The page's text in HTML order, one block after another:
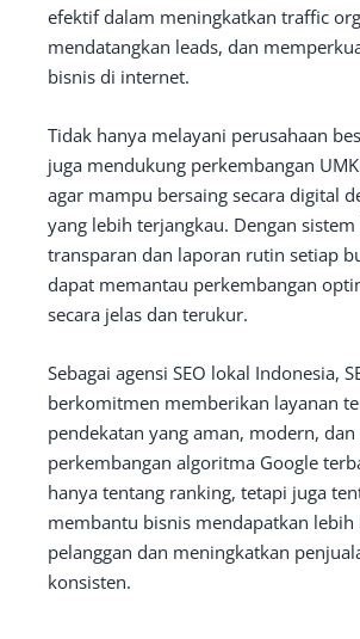
efektif dalam meningkatkan traffic
mendatangkan leads, dan
bisnis di internet.
Tidak hanya melayani perusahaan
juga mendukung perkembangan
agar mampu bersaing secara digital
yang lebih terjangkau. Dengan
transparan dan laporan rutin setiap
dapat memantau perkembangan
secara jelas dan terukur.
Sebagai agensi SEO lokal Indonesia,
berkomitmen memberikan layanan
pendekatan yang aman, modern,
perkembangan algoritma Google
hanya tentang ranking, tetapi juga
membantu bisnis mendapatkan lebih
pelanggan dan meningkatkan
konsisten.